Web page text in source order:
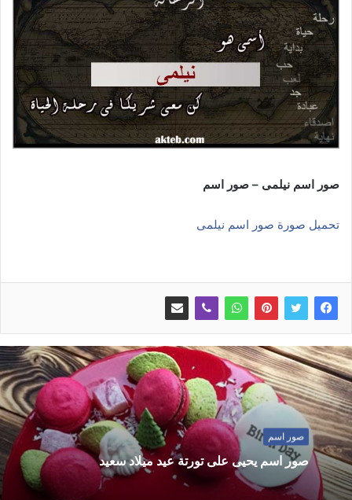
صور اسم نيلمى – صور اسم
تحميل صورة صور اسم نيلمى
صور اسم
صور اسم يحيى على تورتة عيد ميلاد سعيد